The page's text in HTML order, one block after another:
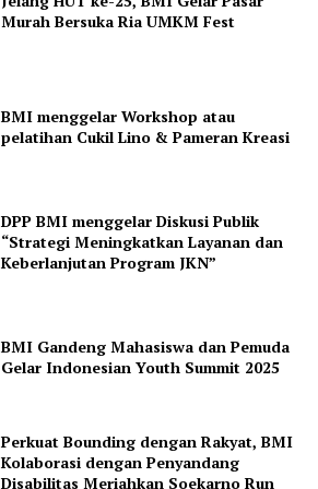
Murah Bersuka Ria UMKM Fest
BMI menggelar Workshop atau
pelatihan Cukil Lino & Pameran Kreasi
DPP BMI menggelar Diskusi Publik
“Strategi Meningkatkan Layanan dan
Keberlanjutan Program JKN”
BMI Gandeng Mahasiswa dan Pemuda
Gelar Indonesian Youth Summit 2025
Perkuat Bounding dengan Rakyat, BMI
Kolaborasi dengan Penyandang
Disabilitas Meriahkan Soekarno Run